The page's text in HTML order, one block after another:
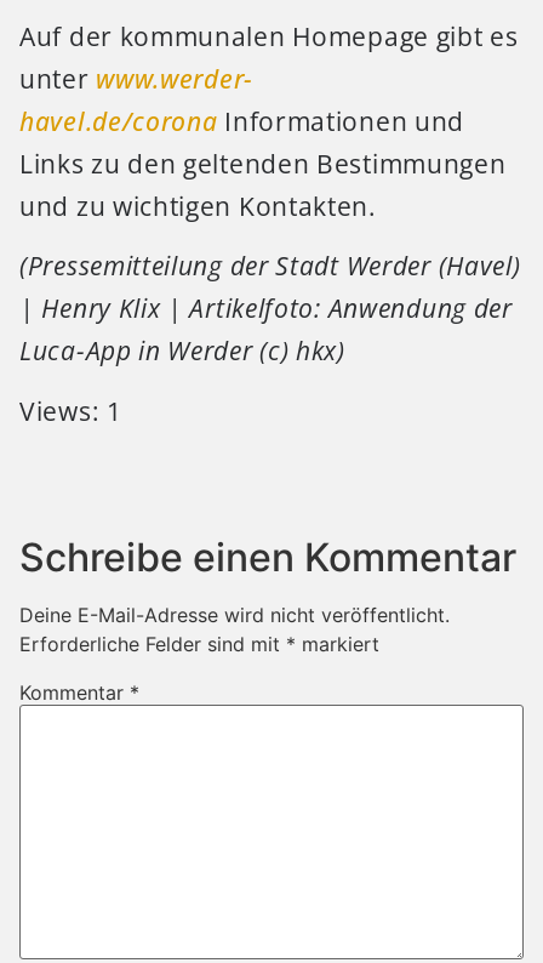
Auf der kommunalen Homepage gibt es
unter www.werder-
havel.de/corona Informationen und
Links zu den geltenden Bestimmungen
und zu wichtigen Kontakten.
(Pressemitteilung der Stadt Werder (Havel)
| Henry Klix | Artikelfoto: Anwendung der
Luca-App in Werder (c) hkx)
Views: 1
Schreibe einen Kommentar
Deine E-Mail-Adresse wird nicht veröffentlicht.
Erforderliche Felder sind mit * markiert
Kommentar *